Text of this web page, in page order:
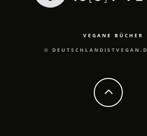
VEGANE BÜCHER
©